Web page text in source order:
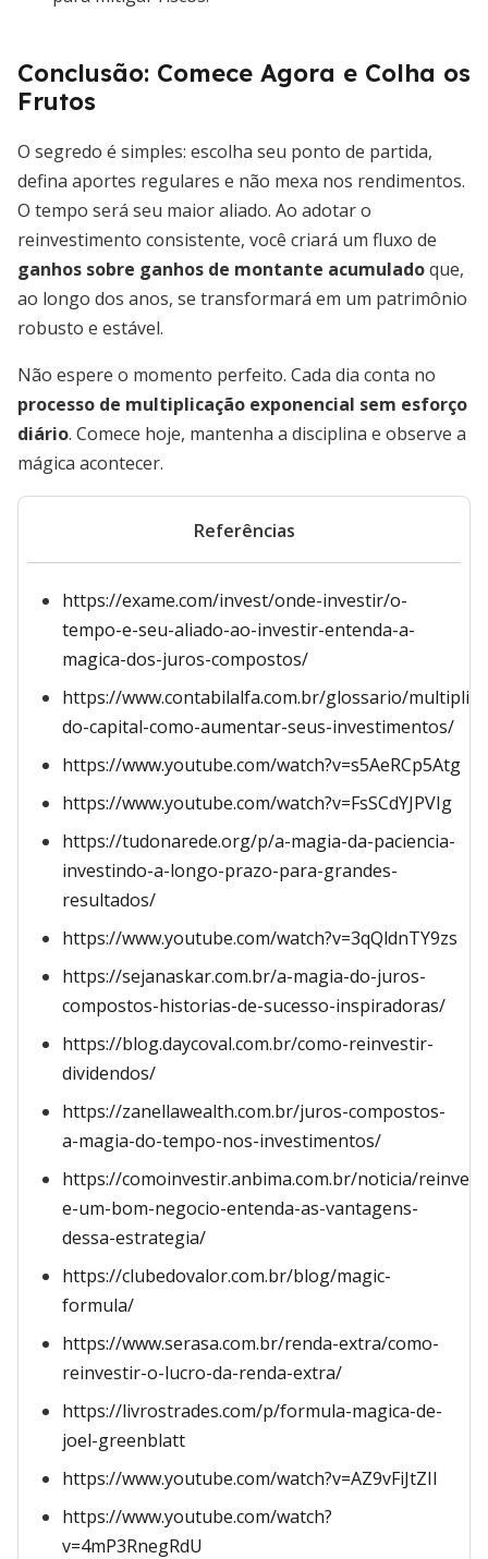
Conclusão: Comece Agora e Colha os
Frutos
O segredo é simples: escolha seu ponto de partida,
defina aportes regulares e não mexa nos rendimentos.
O tempo será seu maior aliado. Ao adotar o
reinvestimento consistente, você criará um fluxo de
ganhos sobre ganhos de montante acumuladoque,
ao longo dos anos, se transformará em um patrimônio
robusto e estável.
Não espere o momento perfeito. Cada dia conta no
processo de multiplicação exponencial sem esforço
diário. Comece hoje, mantenha a disciplina e observe a
mágica acontecer.
Referências
https://exame.com/invest/onde-investir/o-
tempo-e-seu-aliado-ao-investir-entenda-a-
magica-dos-juros-compostos/
https://www.contabilalfa.com.br/glossario/
do-capital-como-aumentar-seus-investimentos/
https://www.youtube.com/watch?v=s5AeRCp5Atg
https://www.youtube.com/watch?v=FsSCdYJPVIg
https://tudonarede.org/p/a-magia-da-paciencia-
investindo-a-longo-prazo-para-grandes-
resultados/
https://www.youtube.com/watch?v=3qQldnTY9zs
https://sejanaskar.com.br/a-magia-do-juros-
compostos-historias-de-sucesso-inspiradoras/
https://blog.daycoval.com.br/como-reinvestir-
dividendos/
https://zanellawealth.com.br/juros-compostos-
a-magia-do-tempo-nos-investimentos/
https://comoinvestir.anbima.com.br/noticia/
e-um-bom-negocio-entenda-as-vantagens-
dessa-estrategia/
https://clubedovalor.com.br/blog/magic-
formula/
https://www.serasa.com.br/renda-extra/como-
reinvestir-o-lucro-da-renda-extra/
https://livrostrades.com/p/formula-magica-de-
joel-greenblatt
https://www.youtube.com/watch?v=AZ9vFiJtZII
https://www.youtube.com/watch?
v=4mP3RnegRdU